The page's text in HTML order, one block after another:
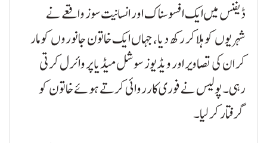
ڈیفنس میں ایک افسوسناک اور انسانیت سوز واقعے نے
شہریوں کو ہلا کر رکھ دیا، جہاں ایک خاتون جانوروں کو مار
کر ان کی تصاویر اور ویڈیوز سوشل میڈیا پر وائرل کرتی
رہی۔ پولیس نے فوری کارروائی کرتے ہوئے خاتون کو
گرفتار کر لیا۔